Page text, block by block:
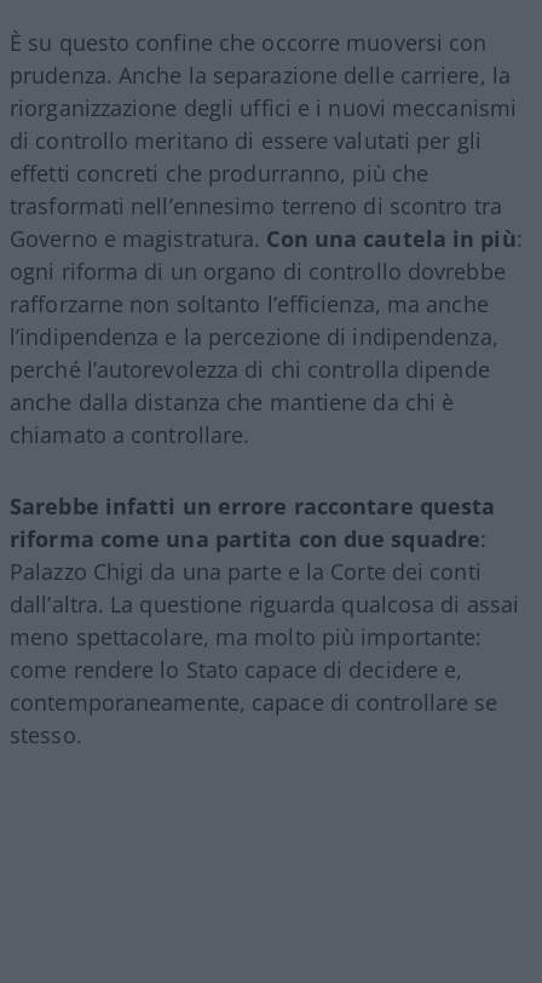
È su questo confine che occorre muoversi con
prudenza. Anche la separazione delle carriere, la
riorganizzazione degli uffici e i nuovi meccanismi
di controllo meritano di essere valutati per gli
effetti concreti che produrranno, più che
trasformati nell’ennesimo terreno di scontro tra
Governo e magistratura. Con una cautela in più:
ogni riforma di un organo di controllo dovrebbe
rafforzarne non soltanto l’efficienza, ma anche
l’indipendenza e la percezione di indipendenza,
perché l’autorevolezza di chi controlla dipende
anche dalla distanza che mantiene da chi è
chiamato a controllare.
Sarebbe infatti un errore raccontare questa
riforma come una partita con due squadre:
Palazzo Chigi da una parte e la Corte dei conti
dall’altra. La questione riguarda qualcosa di assai
meno spettacolare, ma molto più importante:
come rendere lo Stato capace di decidere e,
contemporaneamente, capace di controllare se
stesso.